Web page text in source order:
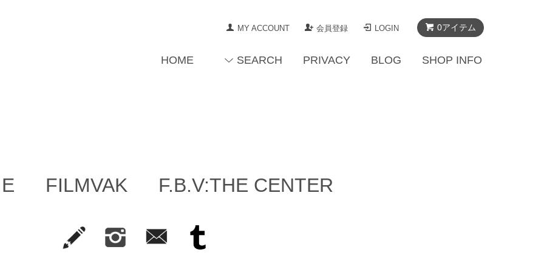
0アイテム
MY ACCOUNT 会員登録 LOGIN
HOME SEARCH PRIVACY BLOG SHOP INFO
FILMVAK F.B.V:THE CENTER